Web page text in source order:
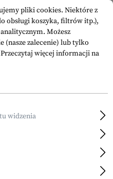
92
pliki cookies. Niektóre z
obsługi koszyka, filtrów itp.),
Możesz
(nasze zalecenie) lub tylko
Przeczytaj więcej informacji na
widzenia